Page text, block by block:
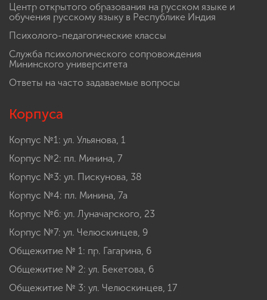
Центр открытого образования на русском языке и
обучения русскому языку в Республике Индия
Психолого-педагогические классы
Служба психологического сопровождения
Мининского университета
Ответы на часто задаваемые вопросы
Корпуса
Корпус №1: ул. Ульянова, 1
Корпус №2: пл. Минина, 7
Корпус №3: ул. Пискунова, 38
Корпус №4: пл. Минина, 7а
Корпус №6: ул. Луначарского, 23
Корпус №7: ул. Челюскинцев, 9
Общежитие № 1: пр. Гагарина, 6
Общежитие № 2: ул. Бекетова, 6
Общежитие № 3: ул. Челюскинцев, 17